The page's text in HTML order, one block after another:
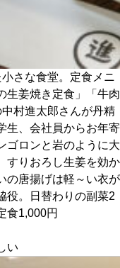
さな食堂。定食メニ
生姜焼き定食」「牛肉
村進太郎さんが丹精
生、会社員からお年寄
ゴロンと岩のように大
すりおろし生姜を効か
の唐揚げは軽～い衣が
役。日替わりの副菜2
食1,000円
い